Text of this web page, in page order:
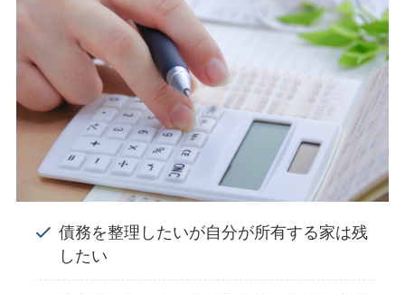
債務を整理したいが自分が所有する家は残
したい